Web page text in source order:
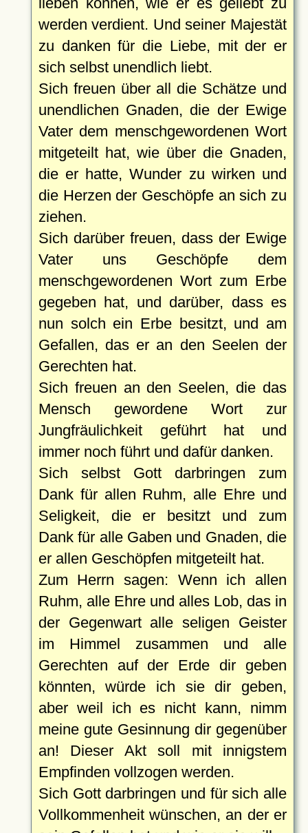
werden verdient. Und seiner Majestät
zu danken für die Liebe, mit der er
sich selbst unendlich liebt.
Sich freuen über all die Schätze und
unendlichen Gnaden, die der Ewige
Vater dem menschgewordenen Wort
mitgeteilt hat, wie über die Gnaden,
die er hatte, Wunder zu wirken und
die Herzen der Geschöpfe an sich zu
ziehen.
Sich darüber freuen, dass der Ewige
Vater uns Geschöpfe dem
menschgewordenen Wort zum Erbe
gegeben hat, und darüber, dass es
nun solch ein Erbe besitzt, und am
Gefallen, das er an den Seelen der
Gerechten hat.
Sich freuen an den Seelen, die das
Mensch gewordene Wort zur
Jungfräulichkeit geführt hat und
immer noch führt und dafür danken.
Sich selbst Gott darbringen zum
Dank für allen Ruhm, alle Ehre und
Seligkeit, die er besitzt und zum
Dank für alle Gaben und Gnaden, die
er allen Geschöpfen mitgeteilt hat.
Zum Herrn sagen: Wenn ich allen
Ruhm, alle Ehre und alles Lob, das in
der Gegenwart alle seligen Geister
im Himmel zusammen und alle
Gerechten auf der Erde dir geben
könnten, würde ich sie dir geben,
aber weil ich es nicht kann, nimm
meine gute Gesinnung dir gegenüber
an! Dieser Akt soll mit innigstem
Empfinden vollzogen werden.
Sich Gott darbringen und für sich alle
Vollkommenheit wünschen, an der er